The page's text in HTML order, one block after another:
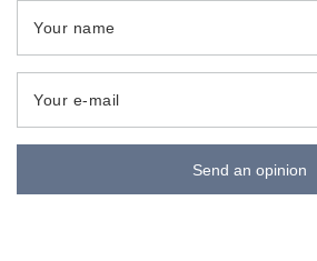
Your name
Your e-mail
Send an opinion